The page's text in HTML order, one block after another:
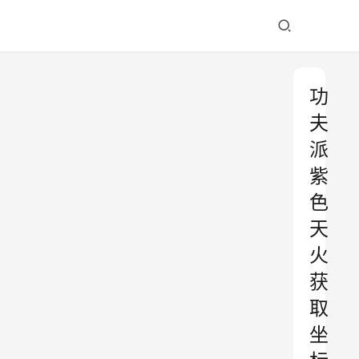
功
夫
派
紫
色
天
火
获
取
坐